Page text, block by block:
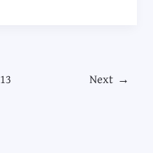
13 Next →